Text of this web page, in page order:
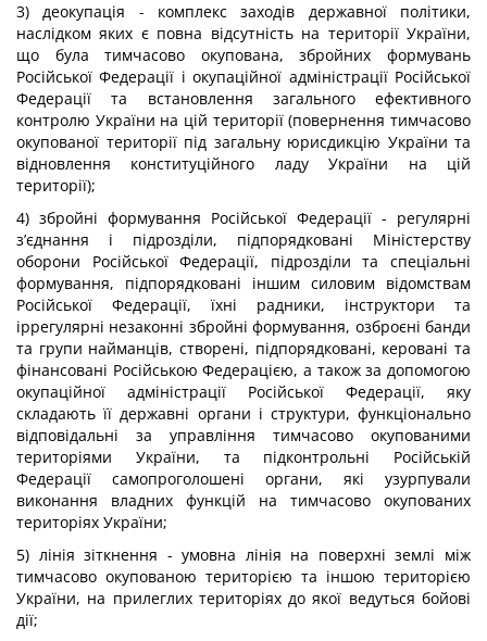
3) деокупація - комплекс заходів державної політики,
наслідком яких є повна відсутність на території України,
що була тимчасово окупована, збройних формувань
Російської Федерації і окупаційної адміністрації Російської
Федерації та встановлення загального ефективного
контролю України на цій території (повернення тимчасово
окупованої території під загальну юрисдикцію України та
відновлення конституційного ладу України на цій
території);
4) збройні формування Російської Федерації - регулярні
з’єднання і підрозділи, підпорядковані Міністерству
оборони Російської Федерації, підрозділи та спеціальні
формування, підпорядковані іншим силовим відомствам
Російської Федерації, їхні радники, інструктори та
іррегулярні незаконні збройні формування, озброєні банди
та групи найманців, створені, підпорядковані, керовані та
фінансовані Російською Федерацією, а також за допомогою
окупаційної адміністрації Російської Федерації, яку
складають її державні органи і структури, функціонально
відповідальні за управління тимчасово окупованими
територіями України, та підконтрольні Російській
Федерації самопроголошені органи, які узурпували
виконання владних функцій на тимчасово окупованих
територіях України;
5) лінія зіткнення - умовна лінія на поверхні землі між
тимчасово окупованою територією та іншою територією
України, на прилеглих територіях до якої ведуться бойові
дії;